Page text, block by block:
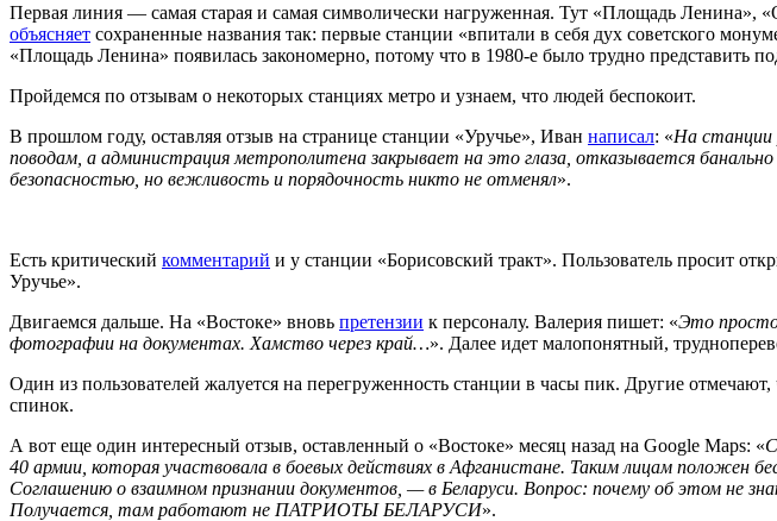
Первая линия — самая старая и самая символически нагруженная. Тут «Площадь
объясняет сохраненные названия так: первые станции «впитали в себя дух советского
«Площадь Ленина» появилась закономерно, потому что в 1980-е было трудно представить
Пройдемся по отзывам о некоторых станциях метро и узнаем, что людей беспокоит.
В прошлом году, оставляя отзыв на странице станции «Уручье», Иван написал: «На станции
поводам, а администрация метрополитена закрывает на это глаза, отказывается
безопасностью, но вежливость и порядочность никто не отменял».
Есть критический комментарий и у станции «Борисовский тракт». Пользователь просит
Уручье».
Двигаемся дальше. На «Востоке» вновь претензии к персоналу. Валерия пишет: «Это просто
фотографии на документах. Хамство через край…». Далее идет малопонятный,
Один из пользователей жалуется на перегруженность станции в часы пик. Другие
спинок.
А вот еще один интересный отзыв, оставленный о «Востоке» месяц назад на Google Maps: «
40 армии, которая участвовала в боевых действиях в Афганистане. Таким лицам положен
Соглашению о взаимном признании документов, — в Беларуси. Вопрос: почему об этом не
Получается, там работают не ПАТРИОТЫ БЕЛАРУСИ».